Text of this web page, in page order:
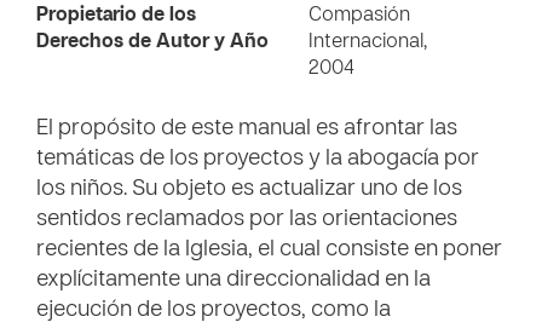
Propietario de los
Derechos de Autor y Año
Compasión
Internacional,
2004
El propósito de este manual es afrontar las
temáticas de los proyectos y la abogacía por
los niños. Su objeto es actualizar uno de los
sentidos reclamados por las orientaciones
recientes de la Iglesia, el cual consiste en poner
explícitamente una direccionalidad en la
ejecución de los proyectos, como la